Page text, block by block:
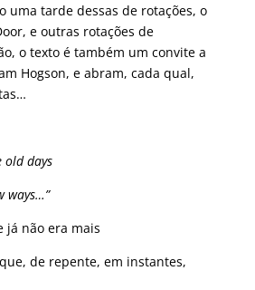
uma tarde dessas de rotações, o
e outras rotações de
o texto é também um convite a
Hogson, e abram, cada qual,
old days
ways…”
já não era mais
de repente, em instantes,